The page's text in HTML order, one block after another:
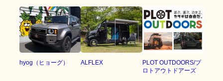
hyog（ヒョーグ） ALFLEX
PLOT OUTDOORS/プ
ロトアウトドアーズ